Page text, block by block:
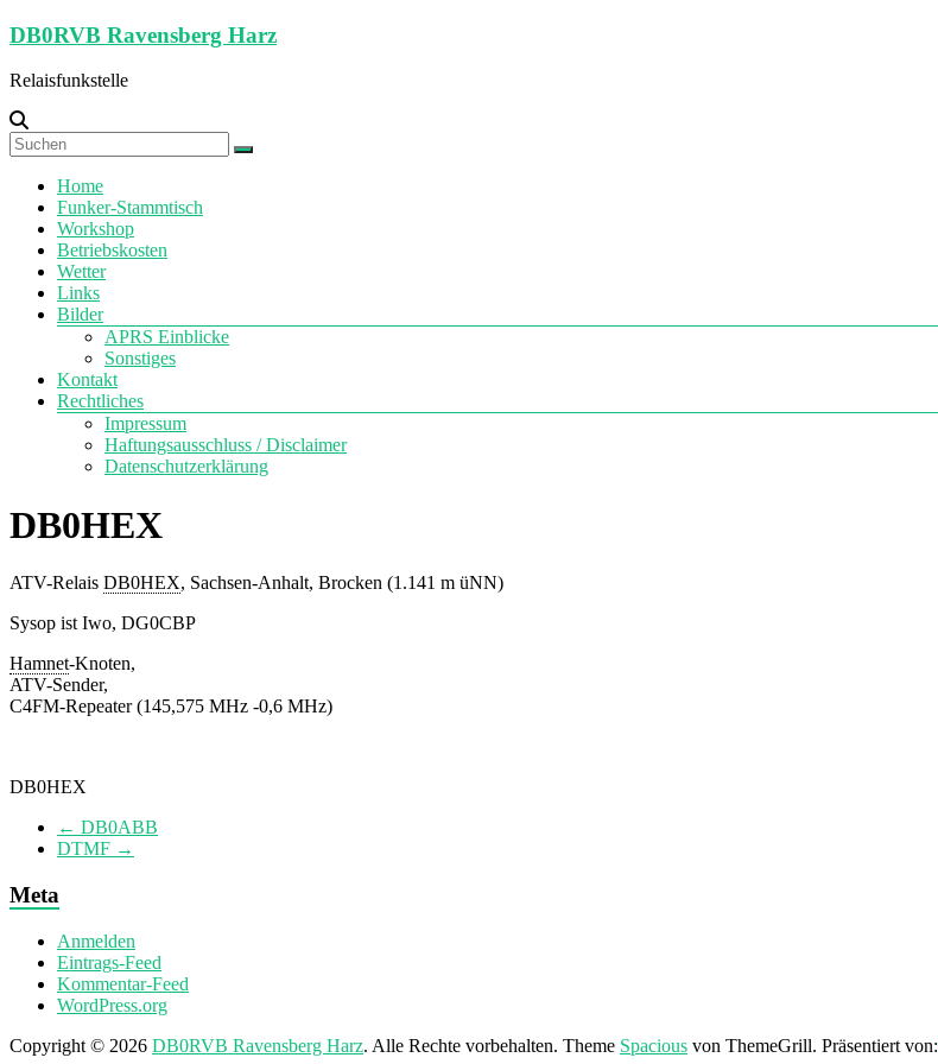
Zum
springen
DB0RVB Ravensberg Harz
Relaisfunkstelle
Menü
Home
Funker-Stammtisch
Workshop
Betriebskosten
Wetter
Links
Bilder
APRS Einblicke
Sonstiges
Kontakt
Rechtliches
Impressum
Haftungsausschluss / Disclaimer
Datenschutzerklärung
DB0HEX
ATV-Relais DB0HEX, Sachsen-Anhalt, Brocken (1.141 m üNN)
Sysop ist Iwo, DG0CBP
Hamnet-Knoten,
ATV-Sender,
C4FM-Repeater (145,575 MHz -0,6 MHz)
DB0HEX
← DB0ABB
DTMF →
Meta
Anmelden
Eintrags-Feed
Kommentar-Feed
WordPress.org
Copyright © 2026 DB0RVB Ravensberg Harz. Alle Rechte vorbehalten. Theme Spacious von ThemeGrill. Präsentiert von: